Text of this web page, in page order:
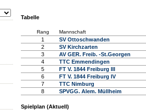
Tabelle
Rang Mannschaft
1
SV Ottoschwanden
2
SV Kirchzarten
3
AV GER. Freib. -St.Georgen
4
TTC Emmendingen
5
FT V. 1844 Freiburg III
6
FT V. 1844 Freiburg IV
7
TTC Nimburg
8
SPVGG. Alem. Müllheim
Spielplan (Aktuell)